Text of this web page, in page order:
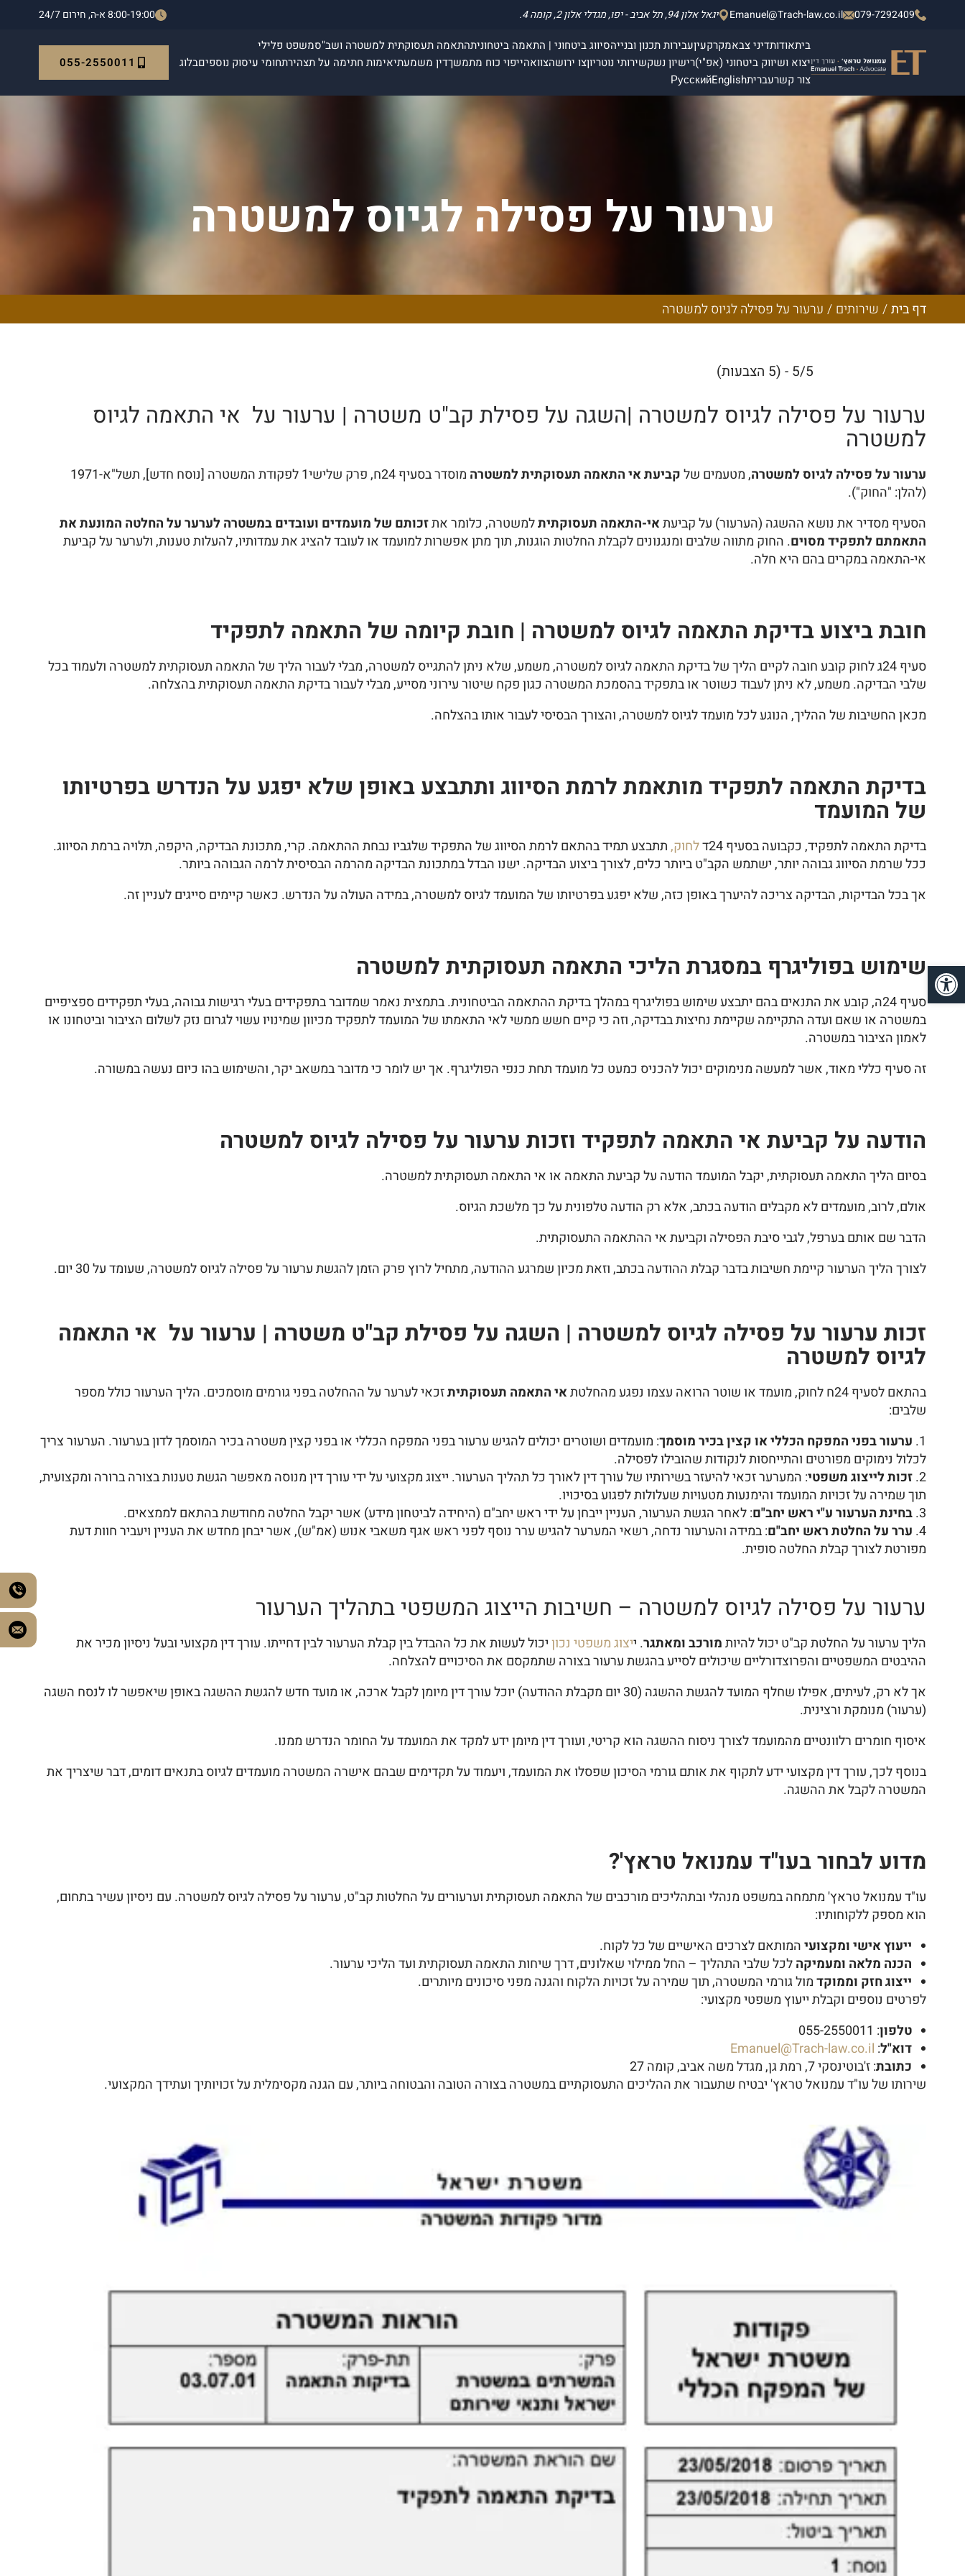
079-7292409
Emanuel@Trach-law.co.il יגאל אלון 94, תל אביב - יפו, מגדלי אלון 2, קומה 4. 8:00-19:00 א-ה, חירום 24/7
ביתאודותדיני צבאמקרקעיןעבירות תכנון ובנייהסיווג ביטחוני | התאמה ביטחוניתהתאמה תעסוקתית למשטרה ושב"סמשפט פלילי
יצוא ושיווק ביטחוני (אפ"י)רישיון נשקשירותי נוטריוןצו ירושהצוואהייפוי כוח מתמשךדין משמעתיאימות חתימה על תצהירתחומי עיסוק נוספיםבלוג
צור קשרעבריתEnglish
Русский
055-2550011
ערעור על פסילה לגיוס למשטרה
דף בית/ שירותים / ערעור על פסילה לגיוס למשטרה
5/5 - (5 הצבעות)
ערעור על פסילה לגיוס למשטרה |השגה על פסילת קב"ט משטרה | ערעור על אי התאמה לגיוס
למשטרה
ערעור על פסילה לגיוס למשטרה, מטעמים שלקביעת אי התאמה תעסוקתית למשטרה
מוסדר בסעיף 24ח, פרק שלישי1 לפקודת המשטרה [נוסח חדש], תשל"א-1971
(להלן: "החוק").
הסעיף מסדיר את נושא ההשגה (הערעור) על קביעתאי-התאמה תעסוקתיתלמשטרה, כלומר אתזכותם של מועמדים ועובדים במשטרה לערער על החלטה המונעת את
התאמתם לתפקיד מסוים. החוק מתווה שלבים ומנגנונים לקבלת החלטות הוגנות, תוך מתן אפשרות למועמד או לעובד להציג את עמדותיו, להעלות טענות, ולערער על קביעת
אי-התאמה במקרים בהם היא חלה.
חובת ביצוע בדיקת התאמה לגיוס למשטרה | חובת קיומה של התאמה לתפקיד
סעיף 24ג לחוק קובע חובה לקיים הליך של בדיקת התאמה לגיוס למשטרה, משמע, שלא ניתן להתגייס למשטרה, מבלי לעבור הליך של התאמה תעסוקתית למשטרה ולעמוד בכל
שלבי הבדיקה. משמע, לא ניתן לעבוד כשוטר או בתפקיד בהסמכת המשטרה כגון פקח שיטור עירוני מסייע, מבלי לעבור בדיקת התאמה תעסוקתית בהצלחה.
מכאן החשיבות של ההליך, הנוגע לכל מועמד לגיוס למשטרה, והצורך הבסיסי לעבור אותו בהצלחה.
בדיקת התאמה לתפקיד מותאמת לרמת הסיווג ותתבצע באופן שלא יפגע על הנדרש בפרטיותו
של המועמד
בדיקת התאמה לתפקיד, כקבועה בסעיף 24ד לחוק,תתבצע תמיד בהתאם לרמת הסיווג של התפקיד שלגביו נבחת ההתאמה. קרי, מתכונת הבדיקה, היקפה, תלויה ברמת הסיווג.
ככל שרמת הסיווג גבוהה יותר, ישתמש הקב"ט ביותר כלים, לצורך ביצוע הבדיקה. ישנו הבדל במתכונת הבדיקה מהרמה הבסיסית לרמה הגבוהה ביותר.
אך בכל הבדיקות, הבדיקה צריכה להיערך באופן כזה, שלא יפגע בפרטיותו של המועמד לגיוס למשטרה, במידה העולה על הנדרש. כאשר קיימים סייגים לעניין זה.
שימוש בפוליגרף במסגרת הליכי התאמה תעסוקתית למשטרה
סעיף 24ה, קובע את התנאים בהם יתבצע שימוש בפוליגרף במהלך בדיקת ההתאמה הביטחונית. בתמצית נאמר שמדובר בתפקידים בעלי רגישות גבוהה, בעלי תפקידים ספציפיים
במשטרה או שאם ועדה התקיימה שקיימת נחיצות בבדיקה, וזה כי קיים חשש ממשי לאי התאמתו של המועמד לתפקיד מכיוון שמינויו עשוי לגרום נזק לשלום הציבור וביטחונו או
לאמון הציבור במשטרה.
זה סעיף כללי מאוד, אשר למעשה מנימוקים יכול להכניס כמעט כל מועמד תחת כנפי הפוליגרף. אך יש לומר כי מדובר במשאב יקר, והשימוש בהו כיום נעשה במשורה.
הודעה על קביעת אי התאמה לתפקיד וזכות ערעור על פסילה לגיוס למשטרה
בסיום הליך התאמה תעסוקתית, יקבל המועמד הודעה על קביעת התאמה או אי התאמה תעסוקתית למשטרה.
אולם, לרוב, מועמדים לא מקבלים הודעה בכתב, אלא רק הודעה טלפונית על כך מלשכת הגיוס.
הדבר שם אותם בערפל, לגבי סיבת הפסילה וקביעת אי ההתאמה התעסוקתית.
לצורך הליך הערעור קיימת חשיבות בדבר קבלת ההודעה בכתב, וזאת מכיון שמרגע ההודעה, מתחיל לרוץ פרק הזמן להגשת ערעור על פסילה לגיוס למשטרה, שעומד על 30 יום.
זכות ערעור על פסילה לגיוס למשטרה | השגה על פסילת קב"ט משטרה | ערעור על אי התאמה
לגיוס למשטרה
בהתאם לסעיף 24ח לחוק, מועמד או שוטר הרואה עצמו נפגע מהחלטת אי התאמה תעסוקתיתזכאי לערער על ההחלטה בפני גורמים מוסמכים. הליך הערעור כולל מספר
שלבים:
ערעור בפני המפקח הכללי או קצין בכיר מוסמך: מועמדים ושוטרים יכולים להגיש ערעור בפני המפקח הכללי או בפני קצין משטרה בכיר המוסמך לדון בערעור. הערעור צריך
לכלול נימוקים מפורטים והתייחסות לנקודות שהובילו לפסילה.
זכות לייצוג משפטי: המערער זכאי להיעזר בשירותיו של עורך דין לאורך כל תהליך הערעור. ייצוג מקצועי על ידי עורך דין מנוסה מאפשר הגשת טענות בצורה ברורה ומקצועית,
תוך שמירה על זכויות המועמד והימנעות מטעויות שעלולות לפגוע בסיכויו.
בחינת הערעור ע"י ראש יחב"ם: לאחר הגשת הערעור, העניין ייבחן על ידי ראש יחב"ם (היחידה לביטחון מידע) אשר יקבל החלטה מחודשת בהתאם לממצאים.
ערר על החלטת ראש יחב"ם: במידה והערעור נדחה, רשאי המערער להגיש ערר נוסף לפני ראש אגף משאבי אנוש (אמ"ש), אשר יבחן מחדש את העניין ויעביר חוות דעת
מפורטת לצורך קבלת החלטה סופית.
ערעור על פסילה לגיוס למשטרה – חשיבות הייצוג המשפטי בתהליך הערעור
הליך ערעור על החלטת קב"ט יכול להיותמורכב ומאתגר. ייצוג משפטי נכוןיכול לעשות את כל ההבדל בין קבלת הערעור לבין דחייתו. עורך דין מקצועי ובעל ניסיון מכיר את
ההיבטים המשפטיים והפרוצדורליים שיכולים לסייע בהגשת ערעור בצורה שתמקסם את הסיכויים להצלחה.
אך לא רק, לעיתים, אפילו שחלף המועד להגשת ההשגה (30 יום מקבלת ההודעה) יוכל עורך דין מיומן לקבל ארכה, או מועד חדש להגשת ההשגה באופן שיאפשר לו לנסח השגה
(ערעור) מנומקת ורצינית.
איסוף חומרים רלוונטיים מהמועמד לצורך ניסוח ההשגה הוא קריטי, ועורך דין מיומן ידע למקד את המועמד על החומר הנדרש ממנו.
בנוסף לכך, עורך דין מקצועי ידע לתקוף את אותם גורמי הסיכון שפסלו את המועמד, ויעמוד על תקדימים שבהם אישרה המשטרה מועמדים לגיוס בתנאים דומים, דבר שיצריך את
המשטרה לקבל את ההשגה.
מדוע לבחור בעו"ד עמנואל טראץ'?
עו"ד עמנואל טראץ' מתמחה במשפט מנהלי ובתהליכים מורכבים של התאמה תעסוקתית וערעורים על החלטות קב"ט, ערעור על פסילה לגיוס למשטרה. עם ניסיון עשיר בתחום,
הוא מספק ללקוחותיו:
ייעוץ אישי ומקצועיהמותאם לצרכים האישיים של כל לקוח.
הכנה מלאה ומעמיקהלכל שלבי התהליך – החל ממילוי שאלונים, דרך שיחות התאמה תעסוקתית ועד הליכי ערעור.
ייצוג חזק וממוקדמול גורמי המשטרה, תוך שמירה על זכויות הלקוח והגנה מפני סיכונים מיותרים.
לפרטים נוספים וקבלת ייעוץ משפטי מקצועי:
טלפון: 055-2550011
דוא"ל:
Emanuel@Trach-law.co.il
כתובת: ז'בוטינסקי 7, רמת גן, מגדל משה אביב, קומה 27
שירותו של עו"ד עמנואל טראץ' יבטיח שתעבור את ההליכים התעסוקתיים במשטרה בצורה הטובה והבטוחה ביותר, עם הגנה מקסימלית על זכויותיך ועתידך המקצועי.
פתח סרגל נגישות